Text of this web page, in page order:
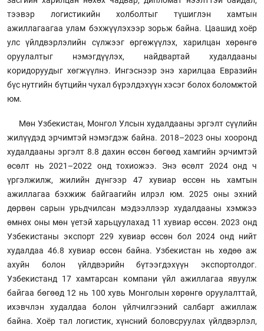
тээвэр логистикийн холболтыг түшиглэн хамтын
ажиллагаагаа улам бэхжүүлэхээр зорьж байна. Цаашид хоёр
улс үйлдвэрлэлийн сүлжээг өргөжүүлэх, харилцан хөрөнгө
оруулалтыг нэмэгдүүлэх, найдвартай худалдааны
коридоруудыг хөгжүүлнэ. Ингэснээр энэ харилцаа Евразийн
бүс нутгийн бүтцийн чухал бүрэлдэхүүн хэсэг болох боломжтой
юм.
Мөн Узбекистан, Монгол Улсын худалдааны эргэлт сүүлийн
жилүүдэд эрчимтэй нэмэгдэж байна. 2018–2023 оны хооронд
худалдааны эргэлт 8.8 дахин өссөн бөгөөд хамгийн эрчимтэй
өсөлт нь 2021–2022 онд тохиожээ. Энэ өсөлт 2024 онд ч
үргэлжилж, жилийн дүнгээр 47 хувиар өссөн нь хамтын
ажиллагаа бэхжиж байгаагийн илрэл юм. 2025 оны эхний
дөрвөн сарын урьдчилсан мэдээллээр худалдааны хэмжээ
өмнөх оны мөн үетэй харьцуулахад 11 хувиар өссөн. 2023 онд
Узбекистаны экспорт 229 хувиар өссөн бол 2024 онд нийт
худалдаа 46.8 хувиар өссөн байна. Узбекистан нь хөдөө аж
ахуйн болон үйлдвэрийн бүтээгдэхүүн экспортолдог.
Узбекистанд 17 хамтарсан компани үйл ажиллагаа явуулж
байгаа бөгөөд 12 нь 100 хувь Монголын хөрөнгө оруулалттай,
ихэвчлэн худалдаа болон үйлчилгээний салбарт ажиллаж
байна. Хоёр тал логистик, хүнсний боловсруулах үйлдвэрлэл,